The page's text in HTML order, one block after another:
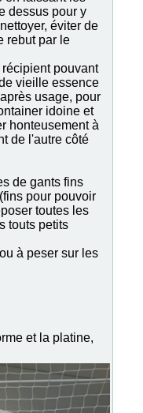
dessus pour y
éviter de
rebut par le
pouvant
vieille essence
usage, pour
idoine et
honteusement à
de l'autre côté
de gants fins
pour pouvoir
toutes les
touts petits
à peser sur les
et la platine,